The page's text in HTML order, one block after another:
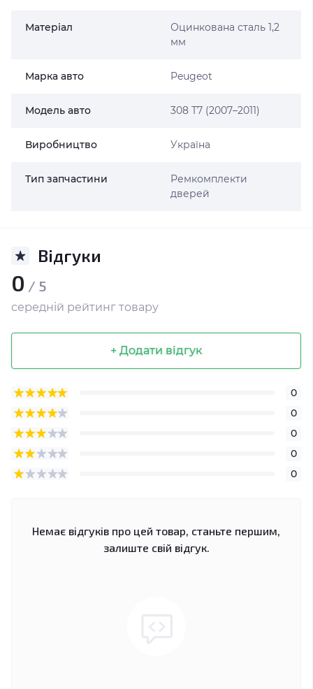
Матеріал
Оцинкована сталь 1,2
мм
Марка авто Peugeot
Модель авто 308 T7 (2007–2011)
Виробництво Україна
Тип запчастини
Ремкомплекти
дверей
Відгуки
0 / 5
середній рейтинг товару
+ Додати відгук
0
0
0
0
0
Немає відгуків про цей товар, станьте першим,
залиште свій відгук.